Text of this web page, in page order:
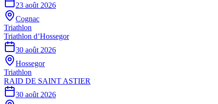
23 août 2026
Cognac
Triathlon
Triathlon d’Hossegor
30 août 2026
Hossegor
Triathlon
RAID DE SAINT ASTIER
30 août 2026